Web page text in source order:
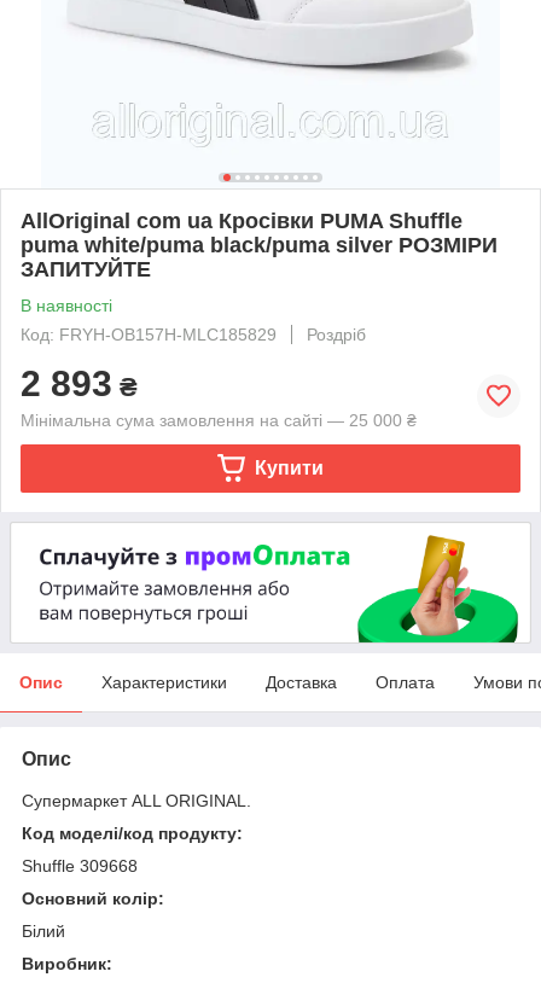
AllOriginal com ua Кросівки PUMA Shuffle
puma white/puma black/puma silver РОЗМІРИ
ЗАПИТУЙТЕ
В наявності
Код: FRYH-OB157H-MLC185829
Роздріб
2 893 ₴
Мінімальна сума замовлення на сайті — 25 000 ₴
Купити
Опис Характеристики Доставка Оплата Умови
Опис
Супермаркет ALL ORIGINAL.
Код моделі/код продукту:
Shuffle 309668
Основний колір:
Білий
Виробник: